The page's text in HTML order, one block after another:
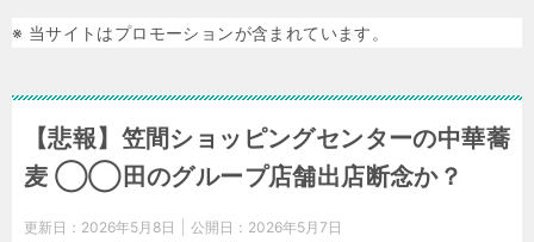
※ 当サイトはプロモーションが含まれています。
【悲報】笠間ショッピングセンターの中華蕎
麦 ◯◯田のグループ店舗出店断念か？
更新日： 2026年5月8日 公開日： 2026年5月7日